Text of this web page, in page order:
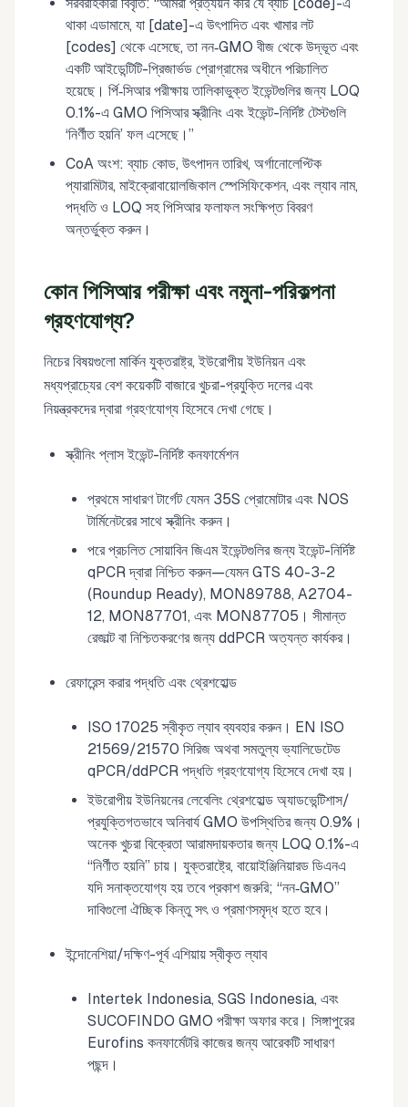
থাকা এডামামে, যা [date]-এ উৎপাদিত এবং খামার লট
[codes] থেকে এসেছে, তা নন‑GMO বীজ থেকে উদ্ভূত এবং
একটি আইডেন্টিটি-প্রিজার্ভড প্রোগ্রামের অধীনে পরিচালিত
হয়েছে। র্পি‑সিআর পরীক্ষায় তালিকাভুক্ত ইভেন্টগুলির জন্য LOQ
0.1%-এ GMO পিসিআর স্ক্রীনিং এবং ইভেন্ট-নির্দিষ্ট টেস্টগুলি
‘নির্ণীত হয়নি’ ফল এসেছে।”
CoA অংশ: ব্যাচ কোড, উৎপাদন তারিখ, অর্গানোলেপ্টিক
প্যারামিটার, মাইক্রোবায়োলজিকাল স্পেসিফিকেশন, এবং ল্যাব নাম,
পদ্ধতি ও LOQ সহ পিসিআর ফলাফল সংক্ষিপ্ত বিবরণ
অন্তর্ভুক্ত করুন।
কোন পিসিআর পরীক্ষা এবং নমুনা-পরিকল্পনা
গ্রহণযোগ্য?
নিচের বিষয়গুলো মার্কিন যুক্তরাষ্ট্র, ইউরোপীয় ইউনিয়ন এবং
মধ্যপ্রাচ্যের বেশ কয়েকটি বাজারে খুচরা-প্রযুক্তি দলের এবং
নিয়ন্ত্রকদের দ্বারা গ্রহণযোগ্য হিসেবে দেখা গেছে।
স্ক্রীনিং প্লাস ইভেন্ট-নির্দিষ্ট কনফার্মেশন
প্রথমে সাধারণ টার্গেট যেমন 35S প্রোমোটার এবং NOS
টার্মিনেটরের সাথে স্ক্রীনিং করুন।
পরে প্রচলিত সোয়াবিন জিএম ইভেন্টগুলির জন্য ইভেন্ট-নির্দিষ্ট
qPCR দ্বারা নিশ্চিত করুন—যেমন GTS 40-3-2
(Roundup Ready), MON89788, A2704-
12, MON87701, এবং MON87705। সীমান্ত
রেজাল্ট বা নিশ্চিতকরণের জন্য ddPCR অত্যন্ত কার্যকর।
রেফারেন্স করার পদ্ধতি এবং থ্রেশহোল্ড
ISO 17025 স্বীকৃত ল্যাব ব্যবহার করুন। EN ISO
21569/21570 সিরিজ অথবা সমতুল্য ভ্যালিডেটেড
qPCR/ddPCR পদ্ধতি গ্রহণযোগ্য হিসেবে দেখা হয়।
ইউরোপীয় ইউনিয়নের লেবেলিং থ্রেশহোল্ড অ্যাডভেন্টিশাস/
প্রযুক্তিগতভাবে অনিবার্য GMO উপস্থিতির জন্য 0.9%।
অনেক খুচরা বিক্রেতা আরামদায়কতার জন্য LOQ 0.1%-এ
“নির্ণীত হয়নি” চায়। যুক্তরাষ্ট্রে, বায়োইঞ্জিনিয়ারড ডিএনএ
যদি সনাক্তযোগ্য হয় তবে প্রকাশ জরুরি; “নন‑GMO”
দাবিগুলো ঐচ্ছিক কিন্তু সৎ ও প্রমাণসমৃদ্ধ হতে হবে।
ইন্দোনেশিয়া/দক্ষিণ-পূর্ব এশিয়ায় স্বীকৃত ল্যাব
Intertek Indonesia, SGS Indonesia, এবং
SUCOFINDO GMO পরীক্ষা অফার করে। সিঙ্গাপুরের
Eurofins কনফার্মেটরি কাজের জন্য আরেকটি সাধারণ
পছন্দ।